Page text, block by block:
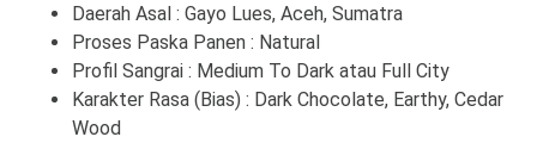
Daerah Asal : Gayo Lues, Aceh, Sumatra
Proses Paska Panen : Natural
Profil Sangrai : Medium To Dark atau Full City
Karakter Rasa (Bias) : Dark Chocolate, Earthy, Cedar
Wood